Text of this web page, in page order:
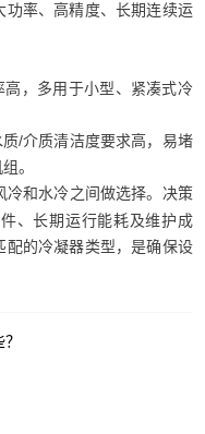
功率、高精度、长期连续运
，多用于小型、紧凑式冷
/介质清洁度要求高，易堵
。
冷和水冷之间做选择。决策
、长期运行能耗及维护成
配的冷凝器类型，是确保设